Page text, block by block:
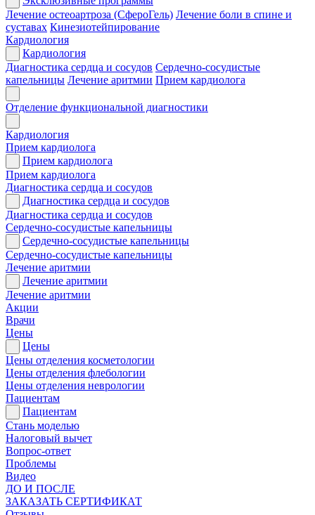
Лечение остеоартроза (СфероГель) Лечение боли в спине и
суставах Кинезиотейпирование
Кардиология
Кардиология
Диагностика сердца и сосудов Сердечно-сосудистые
капельницы Лечение аритмии Прием кардиолога
Отделение функциональной диагностики
Кардиология
Прием кардиолога
Прием кардиолога
Прием кардиолога
Диагностика сердца и сосудов
Диагностика сердца и сосудов
Диагностика сердца и сосудов
Сердечно-сосудистые капельницы
Сердечно-сосудистые капельницы
Сердечно-сосудистые капельницы
Лечение аритмии
Лечение аритмии
Лечение аритмии
Акции
Врачи
Цены
Цены
Цены отделения косметологии
Цены отделения флебологии
Цены отделения неврологии
Пациентам
Пациентам
Стань моделью
Налоговый вычет
Вопрос-ответ
Проблемы
Видео
ДО И ПОСЛЕ
ЗАКАЗАТЬ СЕРТИФИКАТ